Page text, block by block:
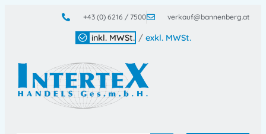
+43 (0) 6216 / 7500 verkauf@bannenberg.at
inkl. MWSt. / exkl. MWSt.